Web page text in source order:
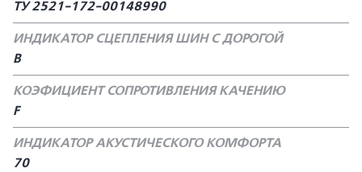
ТУ 2521-172-00148990
ИНДИКАТОР СЦЕПЛЕНИЯ ШИН С ДОРОГОЙ
В
КОЭФИЦИЕНТ СОПРОТИВЛЕНИЯ КАЧЕНИЮ
F
ИНДИКАТОР АКУСТИЧЕСКОГО КОМФОРТА
70